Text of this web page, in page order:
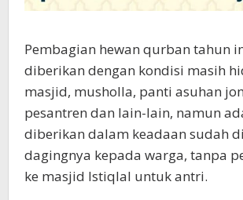
Pembagian hewan qurban tahun
diberikan dengan kondisi masih
masjid, musholla, panti asuhan
pesantren dan lain-lain, namun
diberikan dalam keadaan sudah
dagingnya kepada warga, tanpa
ke masjid Istiqlal untuk antri.